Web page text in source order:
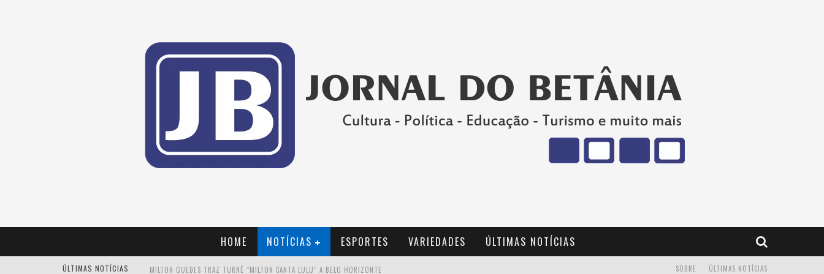
HOME NOTÍCIAS ESPORTES VARIEDADES ÚLTIMAS NOTÍCIAS
ÚLTIMAS NOTÍCIAS MILTON GUEDES TRAZ TURNÊ “MILTON CANTA LULU” A BELO HORIZONTE ÚLTIMAS NOTÍCIAS
SOBRE